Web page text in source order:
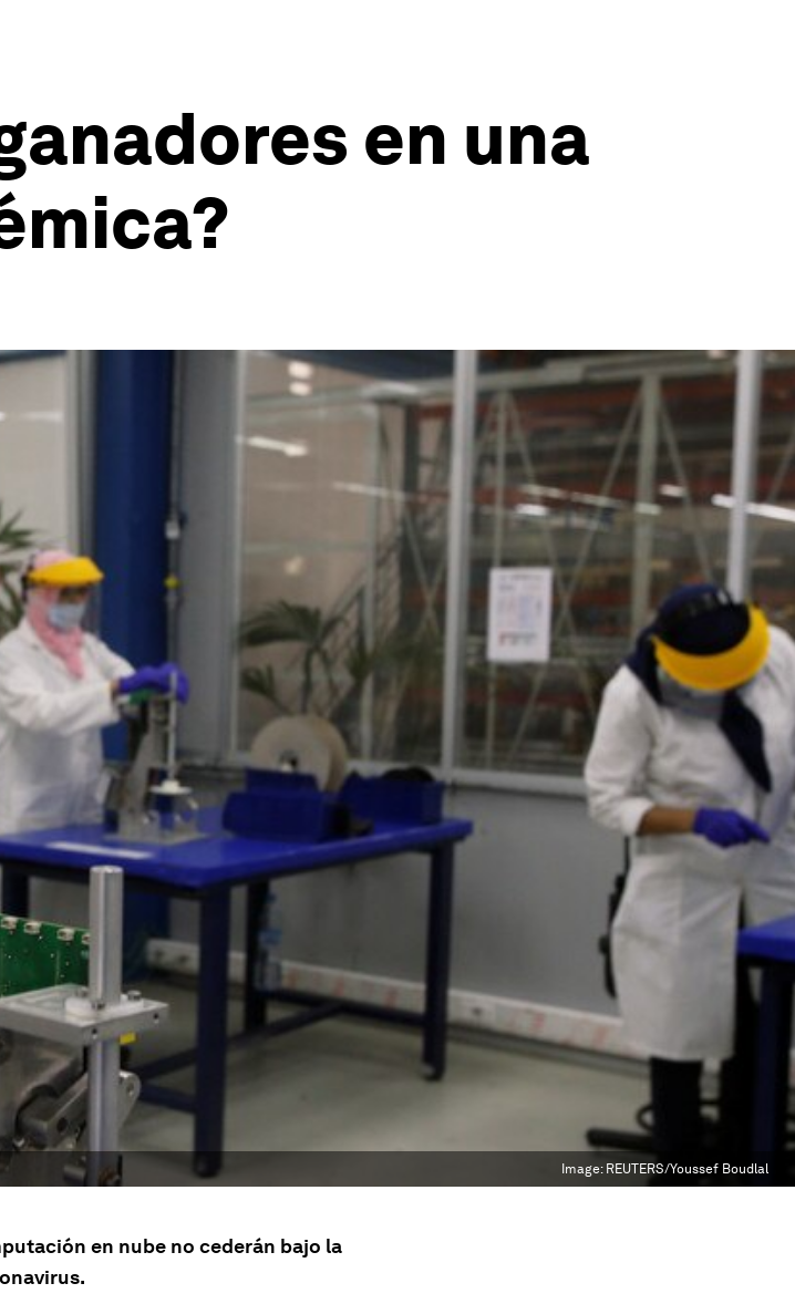
en una
Image: REUTERS/Youssef Boudlal
en nube no cederán bajo la